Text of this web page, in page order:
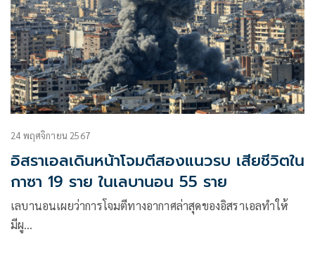
24 พฤศจิกายน 2567
อิสราเอลเดินหน้าโจมตีสองแนวรบ เสียชีวิตใน
กาซา 19 ราย ในเลบานอน 55 ราย
เลบานอนเผยว่าการโจมตีทางอากาศล่าสุดของอิสราเอลทำให้
มีผู…